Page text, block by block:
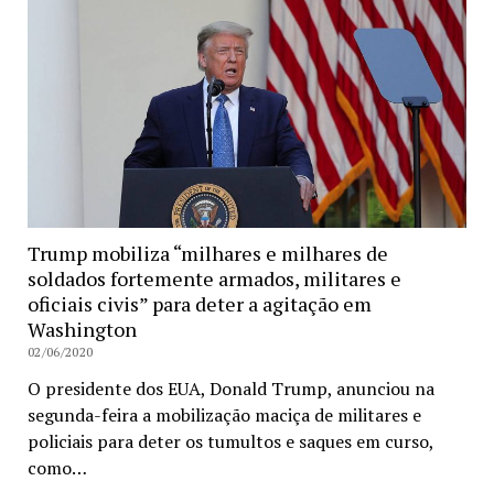
Trump mobiliza “milhares e milhares de
soldados fortemente armados, militares e
oficiais civis” para deter a agitação em
Washington
02/06/2020
O presidente dos EUA, Donald Trump, anunciou na
segunda-feira a mobilização maciça de militares e
policiais para deter os tumultos e saques em curso,
como…